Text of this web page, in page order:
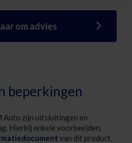
om advies
beperkingen
Auto zijn uitsluitingen en
Hierbij enkele voorbeelden,
van dit product.